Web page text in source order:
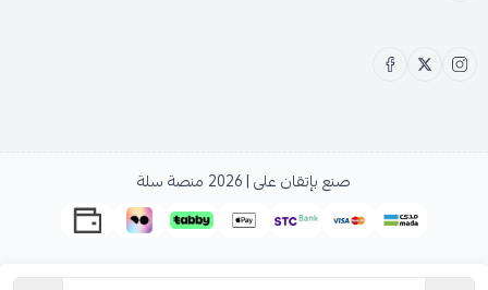
صنع بإتقان على | 2026 منصة سلة